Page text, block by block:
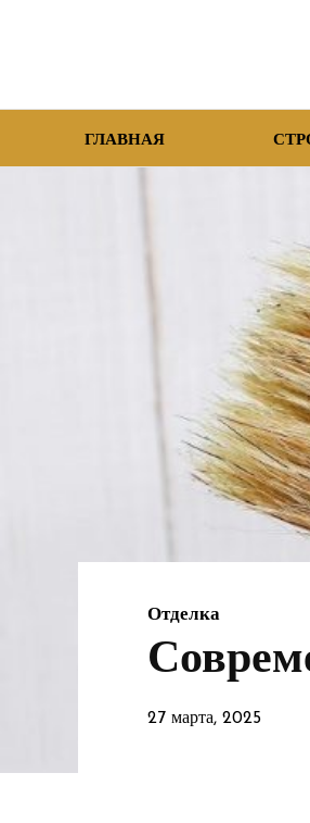
ГЛАВНАЯ
Отделка
27 марта, 2025